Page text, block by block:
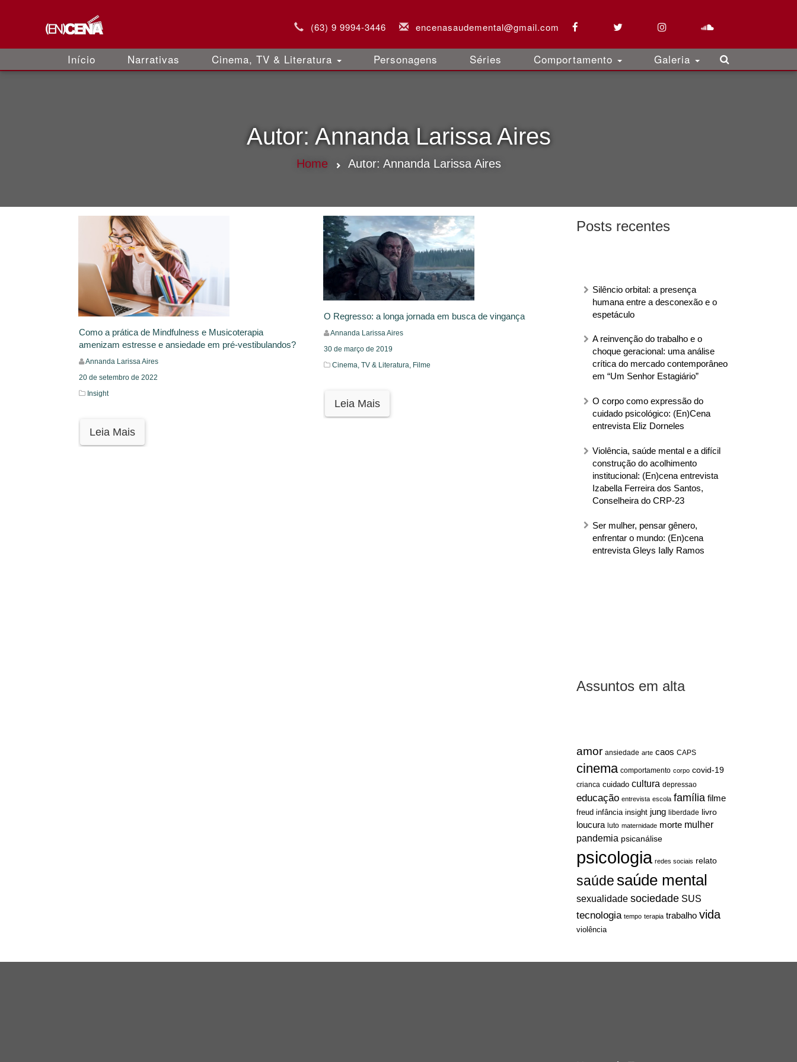
(63) 9 9994-3446 encenasaudemental@gmail.com
Início Narrativas Cinema, TV & Literatura Personagens Séries Comportamento Galeria
Autor: Annanda Larissa Aires
Home Autor: Annanda Larissa Aires
Posts recentes
Silêncio orbital: a presença
humana entre a desconexão e o
espetáculo
A reinvenção do trabalho e o
choque geracional: uma análise
crítica do mercado contemporâneo
em “Um Senhor Estagiário”
O corpo como expressão do
cuidado psicológico: (En)Cena
entrevista Eliz Dorneles
Violência, saúde mental e a difícil
construção do acolhimento
institucional: (En)cena entrevista
Izabella Ferreira dos Santos,
Conselheira do CRP-23
Ser mulher, pensar gênero,
enfrentar o mundo: (En)cena
entrevista Gleys Ially Ramos
Assuntos em alta
amor ansiedade arte caos CAPS
cinema comportamento corpo covid-19
crianca cuidado cultura depressao
educação entrevista escola família filme
freud infância insight jung liberdade livro
loucura luto maternidade morte mulher
pandemia psicanálise
psicologia redes sociais relato
saúdesaúde mental
sexualidade sociedade SUS
tecnologia tempo terapia trabalho vida
violência
Como a prática de Mindfulness e Musicoterapia
amenizam estresse e ansiedade em pré-vestibulandos?
Annanda Larissa Aires
20 de setembro de 2022
Insight
Leia Mais
O Regresso: a longa jornada em busca de vingança
Annanda Larissa Aires
30 de março de 2019
Cinema, TV & Literatura, Filme
Leia Mais